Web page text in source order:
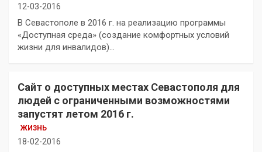
12-03-2016
В Севастополе в 2016 г. на реализацию программы
«Доступная среда» (создание комфортных условий
жизни для инвалидов)…
Сайт о доступных местах Севастополя для
людей с ограниченными возможностями
запустят летом 2016 г.
ЖИЗНЬ
18-02-2016